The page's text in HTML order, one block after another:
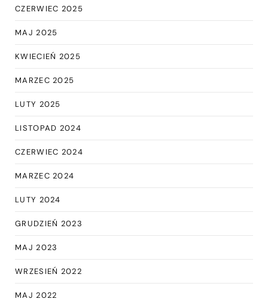
CZERWIEC 2025
MAJ 2025
KWIECIEŃ 2025
MARZEC 2025
LUTY 2025
LISTOPAD 2024
CZERWIEC 2024
MARZEC 2024
LUTY 2024
GRUDZIEŃ 2023
MAJ 2023
WRZESIEŃ 2022
MAJ 2022